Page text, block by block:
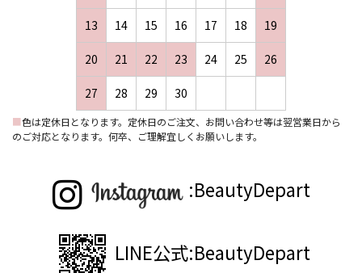
13 14 15 16 17 18 19
20 21 22 23 24 25 26
27 28 29 30
■色は定休日となります。定休日のご注文、お問い合わせ等は翌営業日から
のご対応となります。何卒、ご理解宜しくお願いします。
:BeautyDepart
LINE公式:BeautyDepart